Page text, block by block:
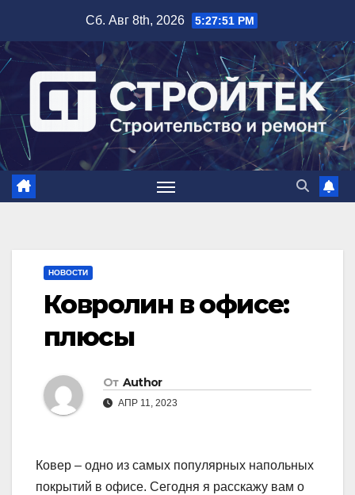
содержимому
Сб. Авг 8th, 2026 5:27:52 PM
НОВОСТИ
Ковролин в офисе:
плюсы
От Author
АПР 11, 2023
Ковер – одно из самых популярных напольных
покрытий в офисе. Сегодня я расскажу вам о